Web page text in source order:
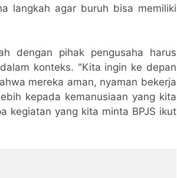
langkah agar buruh bisa memiliki
dengan pihak pengusaha harus
konteks. "Kita ingin ke depan
mereka aman, nyaman bekerja
kepada kemanusiaan yang kita
kegiatan yang kita minta BPJS ikut